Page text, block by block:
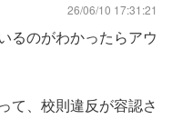
26/06/10 17:31:21
るのがわかったらアウ
て、校則違反が容認さ